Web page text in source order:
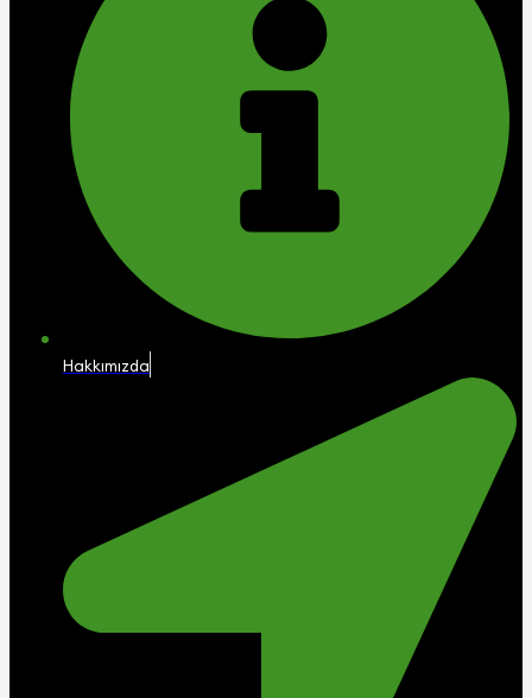
Hakkımızda